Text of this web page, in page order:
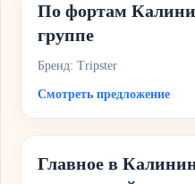
По фортам
группе
Бренд: Tripster
Смотреть предложение
Главное в